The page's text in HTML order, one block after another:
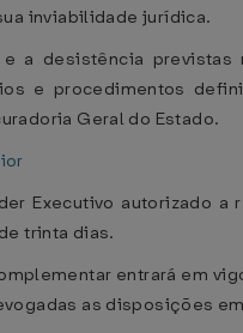
inviabilidade jurídica.
a desistência previstas
e procedimentos
Geral do Estado.
Executivo autorizado a
trinta dias.
entrará em
as disposições